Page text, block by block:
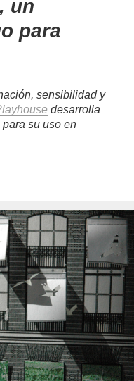
un
para
sensibilidad y
desarrolla
su uso en
author/redaccion/